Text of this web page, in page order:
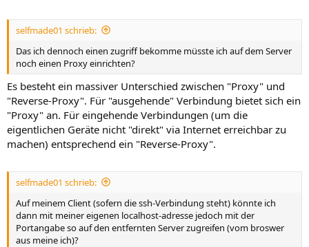
selfmade01 schrieb:
Das ich dennoch einen zugriff bekomme müsste ich auf dem Server
noch einen Proxy einrichten?
Es besteht ein massiver Unterschied zwischen "Proxy" und
"Reverse-Proxy". Für "ausgehende" Verbindung bietet sich ein
"Proxy" an. Für eingehende Verbindungen (um die
eigentlichen Geräte nicht "direkt" via Internet erreichbar zu
machen) entsprechend ein "Reverse-Proxy".
selfmade01 schrieb:
Auf meinem Client (sofern die ssh-Verbindung steht) könnte ich
dann mit meiner eigenen localhost-adresse jedoch mit der
Portangabe so auf den entfernten Server zugreifen (vom broswer
aus meine ich)?